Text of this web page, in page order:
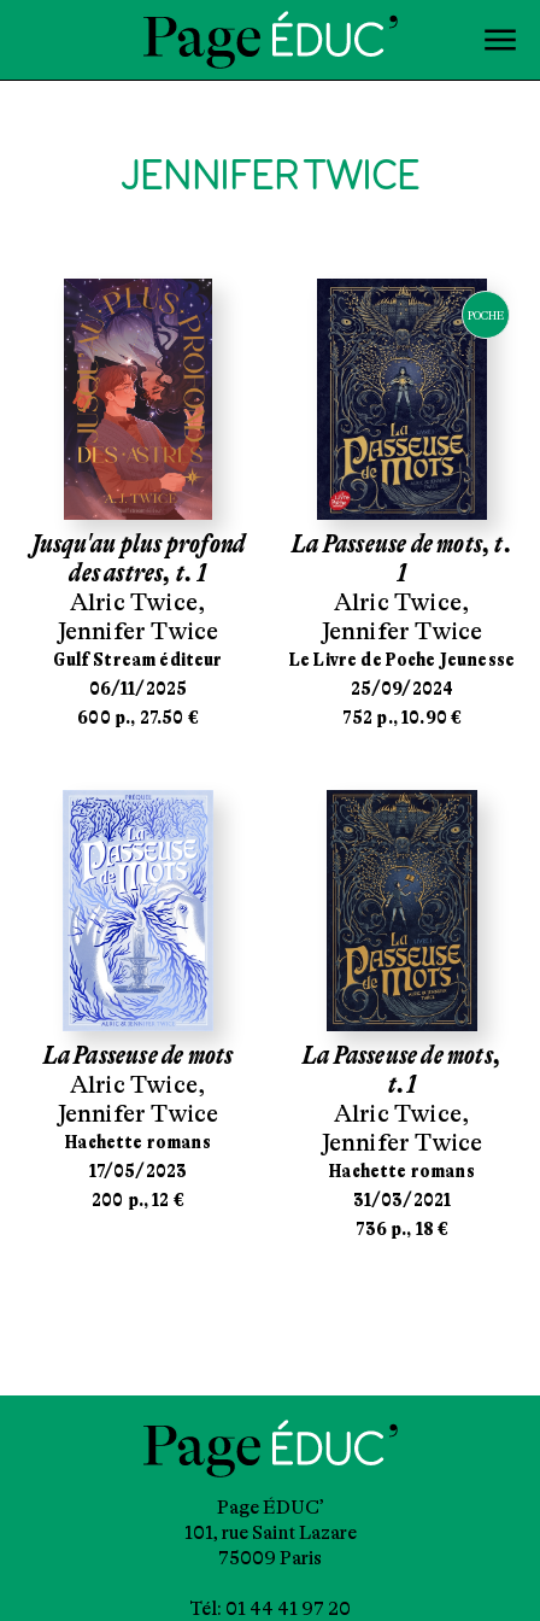
JENNIFER TWICE
Jusqu'au plus profond
des astres, t. 1
Alric Twice,
Jennifer Twice
Gulf Stream éditeur
06/11/2025
600 p., 27.50 €
POCHE
La Passeuse de mots, t.
1
Alric Twice,
Jennifer Twice
Le Livre de Poche Jeunesse
25/09/2024
752 p., 10.90 €
La Passeuse de mots
Alric Twice,
Jennifer Twice
Hachette romans
17/05/2023
200 p., 12 €
La Passeuse de mots,
t.1
Alric Twice,
Jennifer Twice
Hachette romans
31/03/2021
736 p., 18 €
Page ÉDUC’
101, rue Saint Lazare
75009 Paris
Tél: 01 44 41 97 20